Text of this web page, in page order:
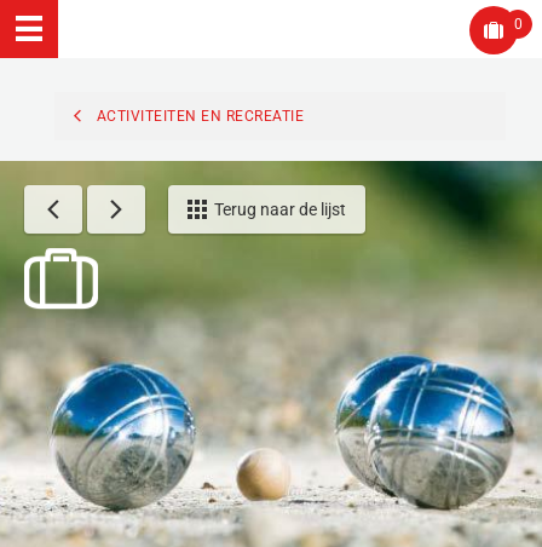
0
ACTIVITEITEN EN RECREATIE
Terug naar de lijst